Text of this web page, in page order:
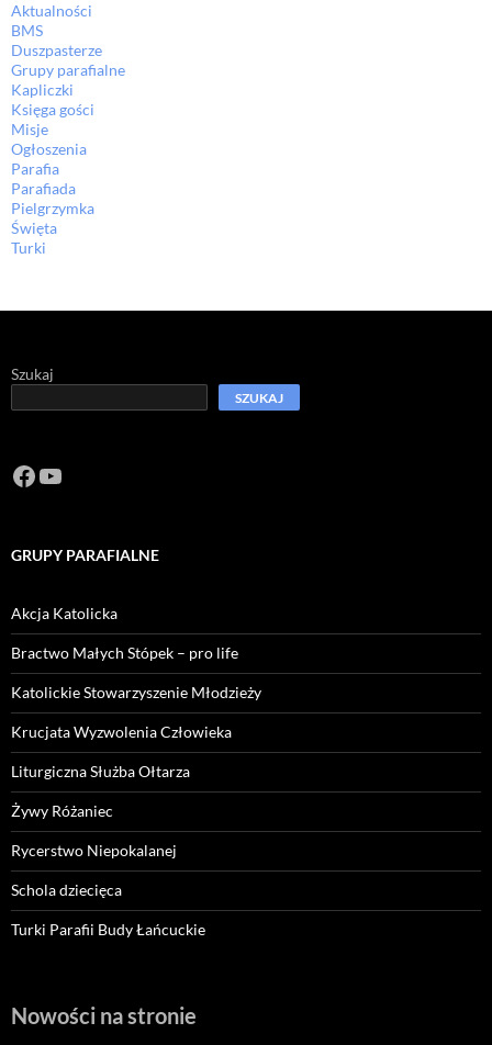
Aktualności
BMS
Duszpasterze
Grupy parafialne
Kapliczki
Księga gości
Misje
Ogłoszenia
Parafia
Parafiada
Pielgrzymka
Święta
Turki
Szukaj
SZUKAJ
Facebook
https://www.youtube.com/channel/
GRUPY PARAFIALNE
Akcja Katolicka
Bractwo Małych Stópek – pro life
Katolickie Stowarzyszenie Młodzieży
Krucjata Wyzwolenia Człowieka
Liturgiczna Służba Ołtarza
Żywy Różaniec
Rycerstwo Niepokalanej
Schola dziecięca
Turki Parafii Budy Łańcuckie
Nowości na stronie